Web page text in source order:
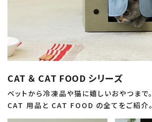
CAT ＆ CAT FOOD シリーズ
ベットから冷凍品や猫に嬉しいおやつまで。
CAT 用品と CAT FOOD の全てをご紹介。